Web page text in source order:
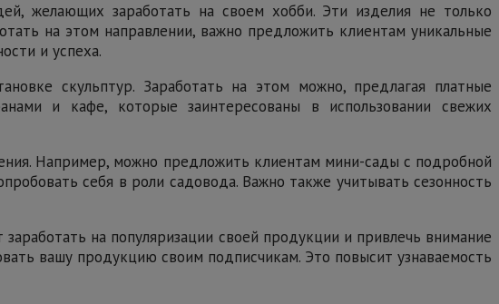
желающих заработать на своем хобби. Эти изделия не только
на этом направлении, важно предложить клиентам уникальные
и успеха.
скульптур. Заработать на этом можно, предлагая платные
и кафе, которые заинтересованы в использовании свежих
Например, можно предложить клиентам мини-сады с подробной
себя в роли садовода. Важно также учитывать сезонность
на популяризации своей продукции и привлечь внимание
вашу продукцию своим подписчикам. Это повысит узнаваемость